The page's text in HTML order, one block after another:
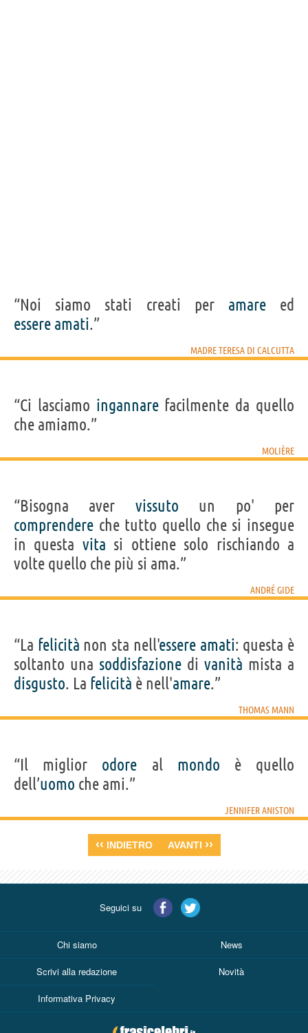
“Noi siamo stati creati per amareed
essere amati.”
MADRE TERESA DI CALCUTTA
“Ci lasciamo ingannarefacilmente da quello
che amiamo.”
MOLIÈRE
“Bisogna aver vissuto un po' per
comprendere che tutto quello che si insegue
in questa vita si ottiene solo rischiando a
volte quello che più si ama.”
ANDRÉ GIDE
“La felicità non sta nell'essere amati: questa è
soltanto una soddisfazione di vanità mista a
disgusto. La felicità è nell'amare.”
THOMAS MANN
“Il miglior odore al mondo è quello
dell’uomo che ami.”
JENNIFER ANISTON
‹‹ INDIETRO AVANTI ››
Seguici su
Chi siamo News
Scrivi alla redazione Novità
Informativa Privacy